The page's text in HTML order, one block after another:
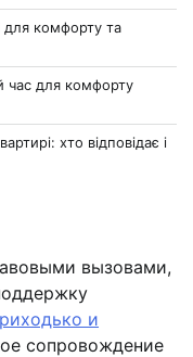
для комфорту та
час для комфорту
хто відповідає і
вызовами,
и
сопровождение